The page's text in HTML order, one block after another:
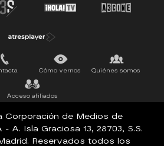
Cómo vernos Quiénes somos
Acceso afiliados
Corporación de Medios de
A. Isla Graciosa 13, 28703, S.S.
Reservados todos los